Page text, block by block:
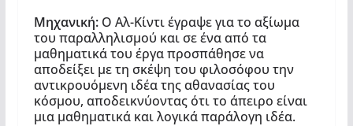
Μηχανική:Ο Αλ-Κίντι έγραψε για το αξίωμα
του παραλληλισμού και σε ένα από τα
μαθηματικά του έργα προσπάθησε να
αποδείξει με τη σκέψη του φιλοσόφου την
αντικρουόμενη ιδέα της αθανασίας του
κόσμου, αποδεικνύοντας ότι το άπειρο είναι
μια μαθηματικά και λογικά παράλογη ιδέα.